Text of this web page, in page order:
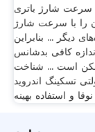
سرعت شارژ باتری
را با سرعت شارژ
دیگر ... بنابراین
کافی بدشانس
است ... شناخت
تسکینگ اندروید